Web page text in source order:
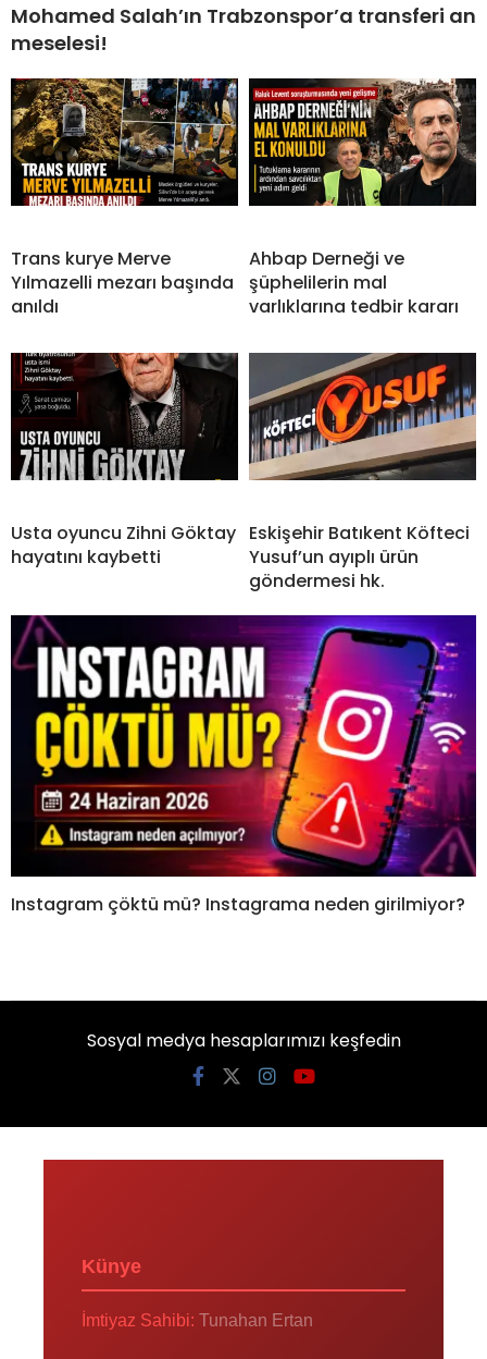
Mohamed Salah’ın Trabzonspor’a transferi an
meselesi!
Trans kurye Merve
Yılmazelli mezarı başında
anıldı
Ahbap Derneği ve
şüphelilerin mal
varlıklarına tedbir kararı
Usta oyuncu Zihni Göktay
hayatını kaybetti
Eskişehir Batıkent Köfteci
Yusuf’un ayıplı ürün
göndermesi hk.
Instagram çöktü mü? Instagrama neden girilmiyor?
Sosyal medya hesaplarımızı keşfedin
Künye
İmtiyaz Sahibi: Tunahan Ertan